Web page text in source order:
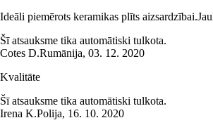
Ideāli piemērots keramikas plīts
Šī atsauksme tika automātiski tulkota.
Cotes D.Rumānija, 03. 12. 2020
Kvalitāte
Šī atsauksme tika automātiski tulkota.
Irena K.Polija, 16. 10. 2020